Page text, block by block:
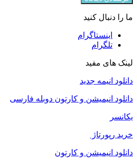
ما را دنبال کنید
اینستاگرام
تلگرام
لینک های مفید
دانلود انیمه جدید
دانلود انیمیشن و کارتون دوبله فارسی
یکانسر
خرید رپورتاژ
دانلود انیمیشن و کارتون